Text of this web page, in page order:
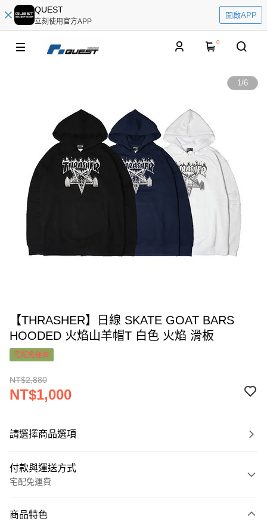
QUEST
立刻使用官方APP
開啟APP
0
1/6
【THRASHER】日線 SKATE GOAT BARS
HOODED 火焰山羊帽T 白色 火焰 滑板
宅配免運費
NT$2,880
NT$1,000
請選擇商品選項
付款與運送方式
宅配免運費
信用卡一次付款
商品特色